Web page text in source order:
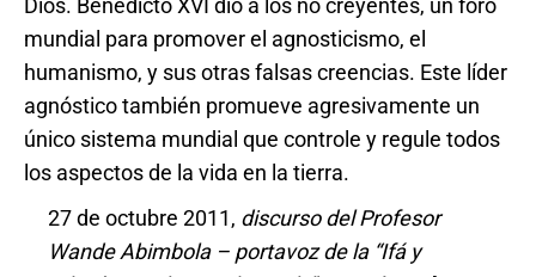
mundial para promover el agnosticismo, el
humanismo, y sus otras falsas creencias. Este líder
agnóstico también promueve agresivamente un
único sistema mundial que controle y regule todos
los aspectos de la vida en la tierra.
27 de octubre 2011, discurso del Profesor
Wande Abimbola – portavoz de la “Ifá y